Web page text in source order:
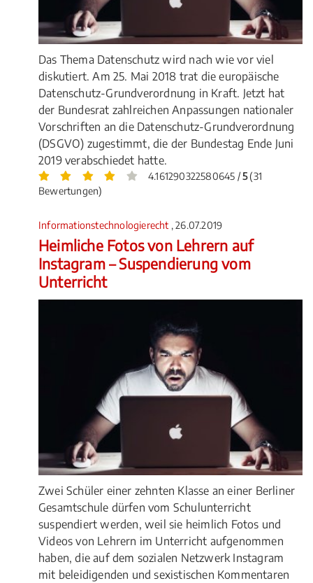
Das Thema Datenschutz wird nach wie vor viel
diskutiert. Am 25. Mai 2018 trat die europäische
Datenschutz-Grundverordnung in Kraft. Jetzt hat
der Bundesrat zahlreichen Anpassungen nationaler
Vorschriften an die Datenschutz-Grundverordnung
(DSGVO) zugestimmt, die der Bundestag Ende Juni
2019 verabschiedet hatte.
4.161290322580645 /5(31
Bewertungen)
Informationstechnologierecht , 26.07.2019
Heimliche Fotos von Lehrern auf
Instagram – Suspendierung vom
Unterricht
Zwei Schüler einer zehnten Klasse an einer Berliner
Gesamtschule dürfen vom Schulunterricht
suspendiert werden, weil sie heimlich Fotos und
Videos von Lehrern im Unterricht aufgenommen
haben, die auf dem sozialen Netzwerk Instagram
mit beleidigenden und sexistischen Kommentaren